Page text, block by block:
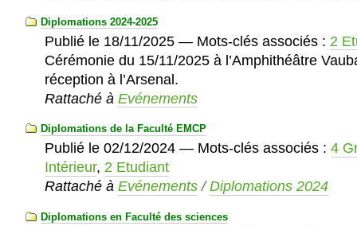
Diplomations 2024-2025
Publié le 18/11/2025— Mots-clés associés : 2
Cérémonie du 15/11/2025 à l’Amphithéâtre
réception à l’Arsenal.
Rattaché à Evénements
Diplomations de la Faculté EMCP
Publié le02/12/2024— Mots-clés associés :4
Intérieur, 2 Etudiant
Rattaché à Evénements /Diplomations 2024
Diplomations en Faculté des sciences